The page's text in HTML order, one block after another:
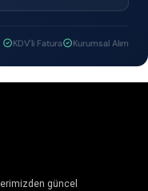
KDV'li Fatura Kurumsal Alım
güncel